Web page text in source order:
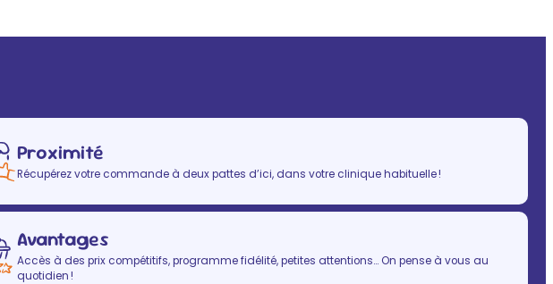
Proximité
Récupérez votre commande à deux pattes d’ici, dans votre clinique habituelle !
Avantages
Accès à des prix compétitifs, programme fidélité, petites attentions… On pense à vous au
quotidien !